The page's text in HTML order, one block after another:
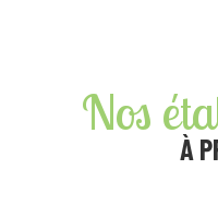
Nos
À